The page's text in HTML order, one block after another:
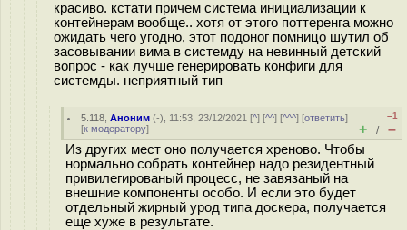
красиво. кстати причем система инициализации к
контейнерам вообще.. хотя от этого поттеренга можно
ожидать чего угодно, этот подоног помницо шутил об
засовывании вима в системду на невинный детский
вопрос - как лучше генерировать конфиги для
системды. неприятный тип
5.118 ,Аноним (-), 11:53, 23/12/2021 [^] [^^] [^^^] [ответить]
[к модератору]
–1
+ / –
Из других мест оно получается хреново. Чтобы
нормально собрать контейнер надо резидентный
привилегированый процесс, не завязаный на
внешние компоненты особо. И если это будет
отдельный жирный урод типа доскера, получается
еще хуже в результате.